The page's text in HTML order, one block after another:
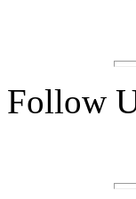
Follow